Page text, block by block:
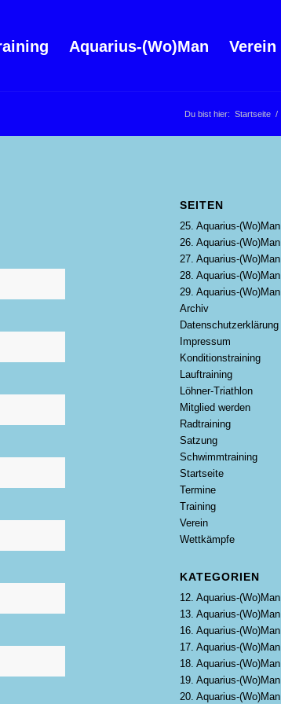
Aquarius-(Wo)Man Verein
Du bist hier: Startseite /
SEITEN
25. Aquarius-(Wo)Man
26. Aquarius-(Wo)Man
27. Aquarius-(Wo)Man
28. Aquarius-(Wo)Man
29. Aquarius-(Wo)Man
Archiv
Datenschutzerklärung
Impressum
Konditionstraining
Lauftraining
Löhner-Triathlon
Mitglied werden
Radtraining
Satzung
Schwimmtraining
Startseite
Termine
Training
Verein
Wettkämpfe
KATEGORIEN
12. Aquarius-(Wo)Man
13. Aquarius-(Wo)Man
16. Aquarius-(Wo)Man
17. Aquarius-(Wo)Man
18. Aquarius-(Wo)Man
19. Aquarius-(Wo)Man
20. Aquarius-(Wo)Man